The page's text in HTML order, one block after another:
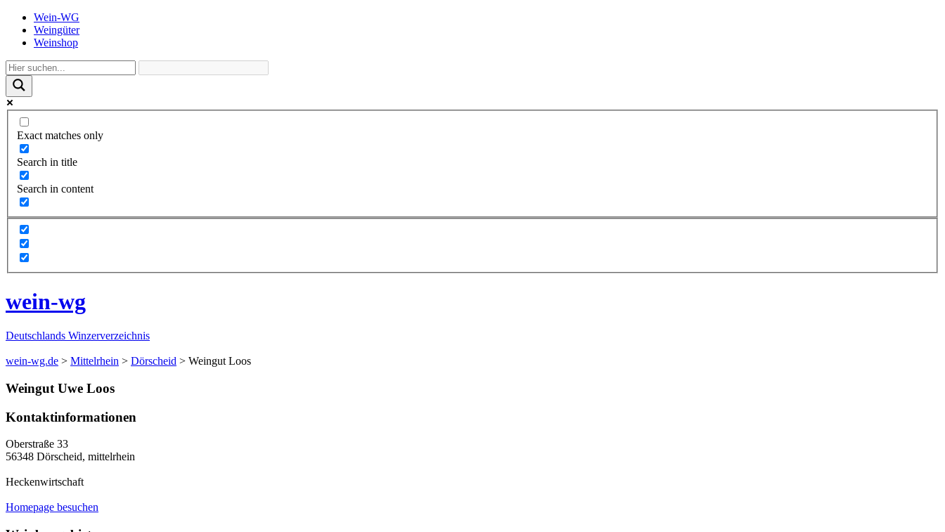
Wein-WG
Weingüter
Weinshop
Exact matches only
Search in title
Search in content
wein-wg
Deutschlands Winzerverzeichnis
wein-wg.de > Mittelrhein > Dörscheid > Weingut Loos
Weingut Uwe Loos
Kontaktinformationen
Oberstraße 33
56348 Dörscheid, mittelrhein
Heckenwirtschaft
Homepage besuchen